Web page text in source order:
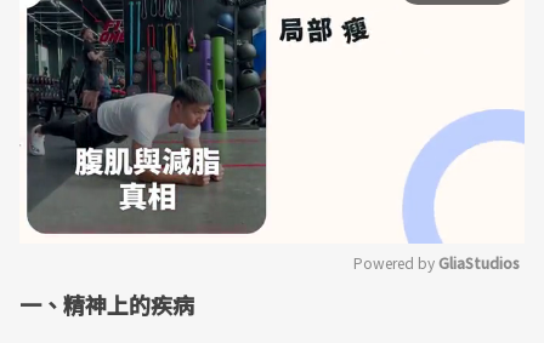
Powered by GliaStudios
一、精神上的疾病